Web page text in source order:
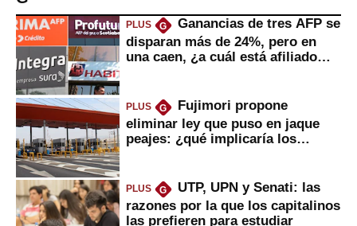
PLUS G
Ganancias de tres AFP se
disparan más de 24%, pero en
una caen, ¿a cuál está afiliado
PLUS G
Fujimori propone
eliminar ley que puso en jaque
peajes: ¿qué implicaría los
PLUS G
UTP, UPN y Senati: las
razones por la que los capitalinos
las prefieren para estudiar